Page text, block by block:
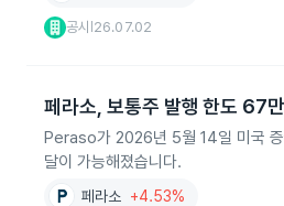
공시 26.07.02
페라소, 보통주 발행 한도 67
Peraso가 2026년 5월 14일 미국 증
달이 가능해졌습니다.
페라소 +4.53%